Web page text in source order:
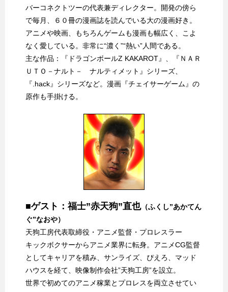
バーコネクトツーの代表兼ディレクター。開発の傍ら
で毎月、６０冊の漫画誌を読んでいる大の漫画好き。
アニメや映画、もちろんゲームも漫画も幅広く、こよ
なく愛している。非常に“濃く”“熱い”人間である。
主な作品：『ドラゴンボールZ KAKAROT』、『ＮＡＲ
ＵＴＯ－ナルト－ ナルティメット』シリーズ、
『.hack』シリーズなど。漫画『チェイサーゲーム』の
原作も手掛ける。
■ゲスト：福士”赤天狗”直也（ふくし”あかてん
ぐ”なおや）
天狗工房代表取締役・アニメ監督・プロレスラー
キックボクサーからアニメ業界に転身。アニメCG監督
としてキャリアを積み、サンライズ、ぴえろ、マッド
ハウスを経て、映像制作会社”天狗工房”を設立。
世界で初めてのアニメ稼業とプロレスを両立させてい